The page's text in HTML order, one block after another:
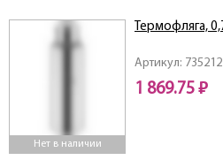
Нет в наличии
Артикул: 735212
Термофляга,
1 869.75 ₽